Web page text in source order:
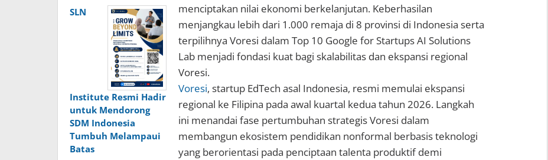
SLN
Institute Resmi Hadir
untuk Mendorong
SDM Indonesia
Tumbuh Melampaui
Batas
menciptakan nilai ekonomi berkelanjutan. Keberhasilan
menjangkau lebih dari 1.000 remaja di 8 provinsi di Indonesia serta
terpilihnya Voresi dalam Top 10 Google for Startups AI Solutions
Lab menjadi fondasi kuat bagi skalabilitas dan ekspansi regional
Voresi.
Voresi, startup EdTech asal Indonesia, resmi memulai ekspansi
regional ke Filipina pada awal kuartal kedua tahun 2026. Langkah
ini menandai fase pertumbuhan strategis Voresi dalam
membangun ekosistem pendidikan nonformal berbasis teknologi
yang berorientasi pada penciptaan talenta produktif demi